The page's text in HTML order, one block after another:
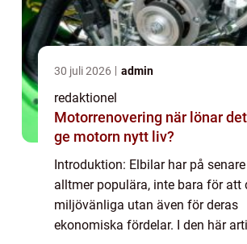
30 juli 2026 admin
redaktionel
Motorrenovering när lönar det sig att
ge motorn nytt liv?
Introduktion: Elbilar har på
alltmer populära, inte bara för att
miljövänliga utan även för deras
ekonomiska fördelar. I den här